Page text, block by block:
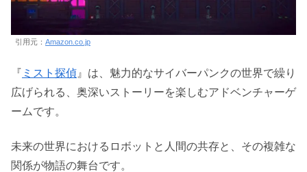
引用元： Amazon.co.jp
『 ミスト探偵 』は、魅力的なサイバーパンクの世界で繰り
広げられる、奥深いストーリーを楽しむアドベンチャーゲ
ームです。
未来の世界におけるロボットと人間の共存と、その複雑な
関係が物語の舞台です。